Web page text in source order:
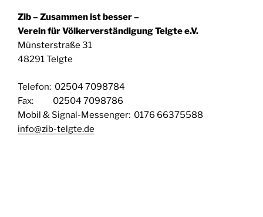
Zib – Zusammen ist besser –
Verein für Völkerverständigung Telgte e.V.
Münsterstraße 31
48291 Telgte
Telefon: 02504 7098784
Fax: 02504 7098786
Mobil & Signal-Messenger: 0176 66375588
info@zib-telgte.de